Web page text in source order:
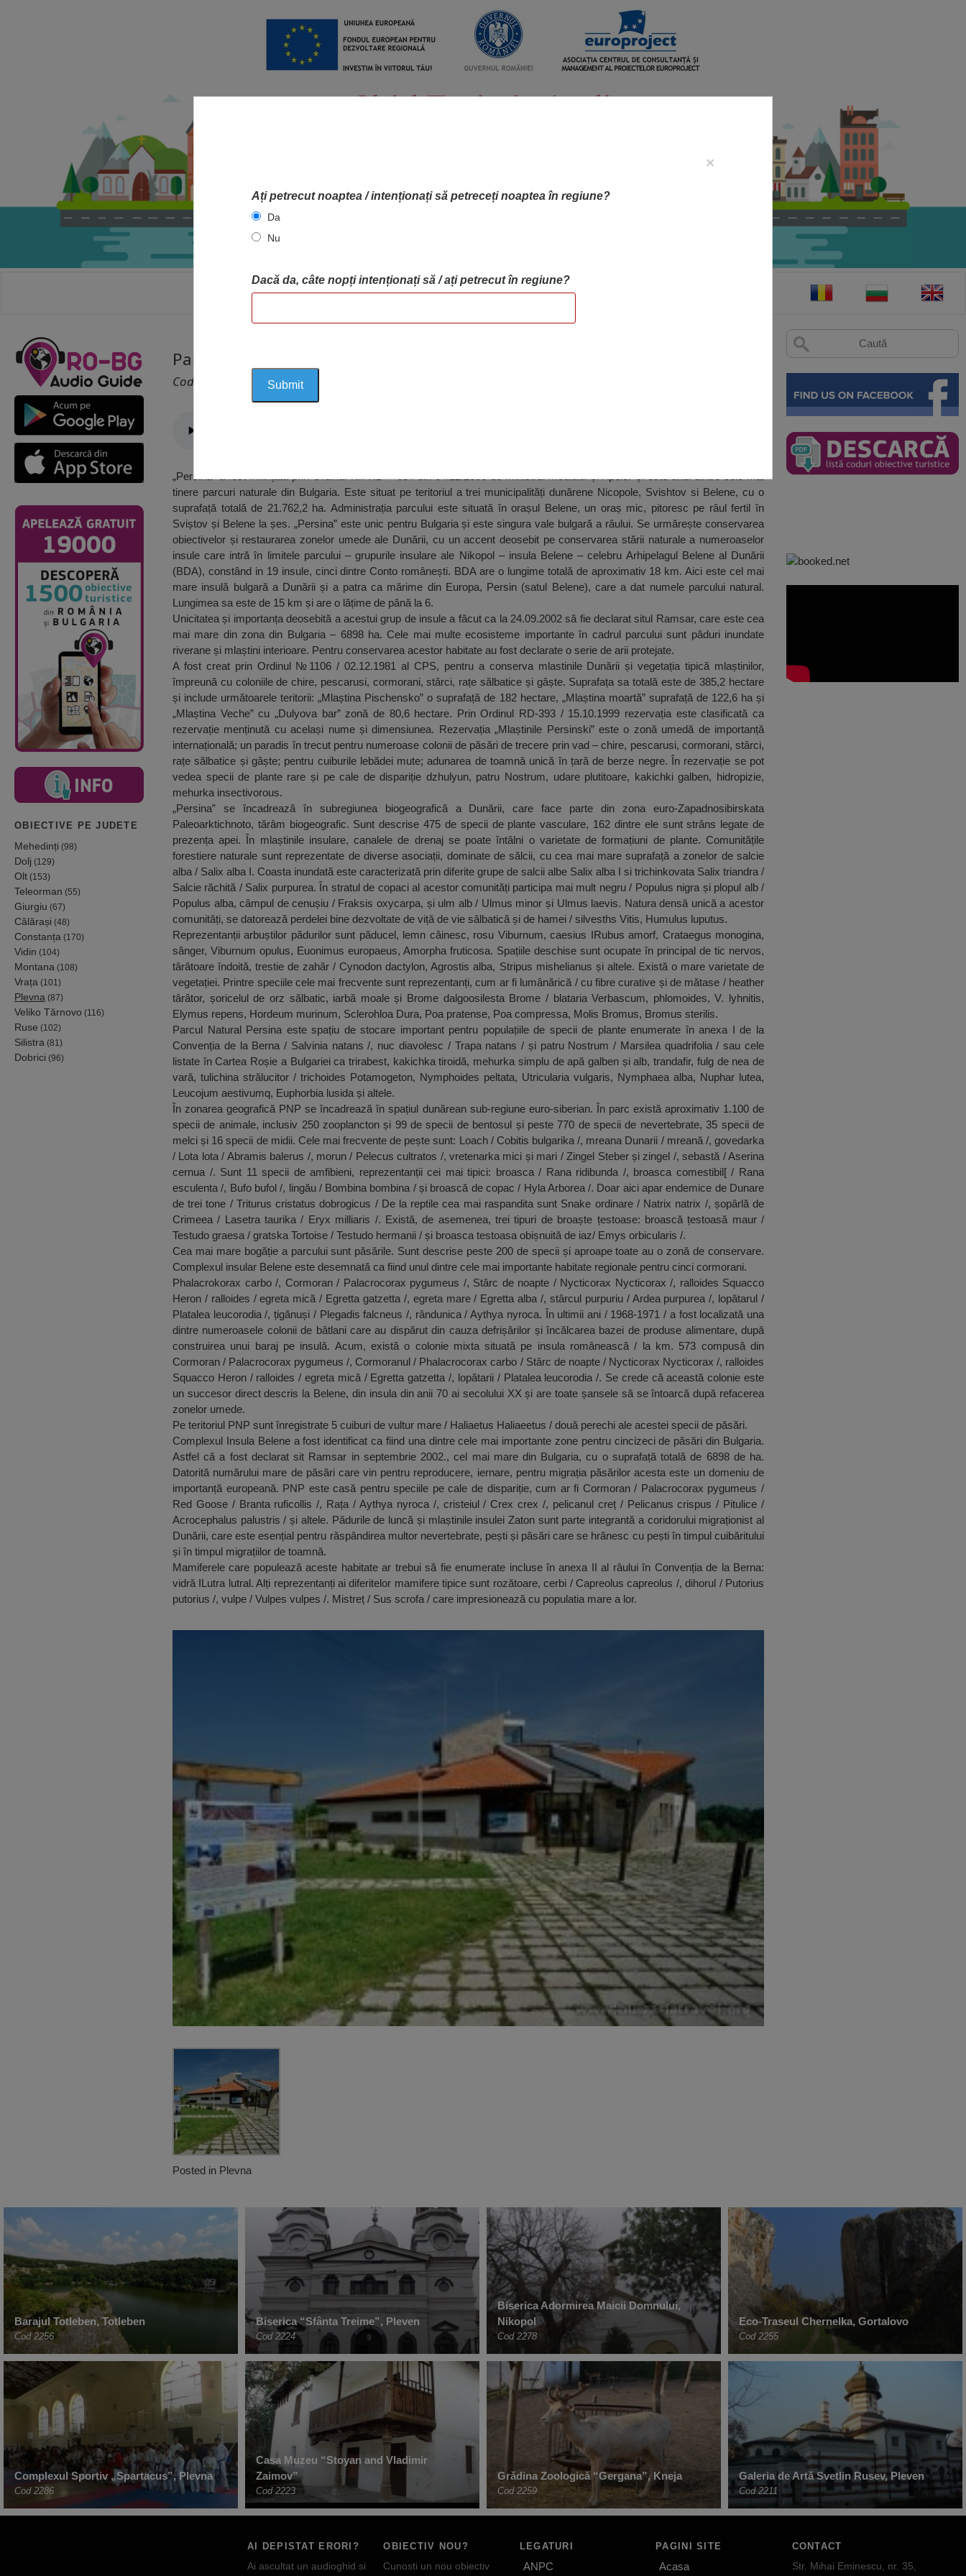
ACASA HARTA OBIECTIVELOR OBIECTIVE
OBIECTIVE PE JUDETE
Mehedinți (98)
Dolj (129)
Olt (153)
Teleorman (55)
Giurgiu (67)
Călărași (48)
Constanța (170)
Vidin (104)
Montana (108)
Vrața (101)
Plevna (87)
Veliko Tărnovo (116)
Ruse (102)
Silistra (81)
Dobrici (96)
Parcul Natural Persina, Nikopol
Cod 2240
„Persina” a fost înființată prin Ordinul Nr. RD – 684 din 04.12.2000 de Ministrul Mediului și Apelor și este unul dintre cele mai
tinere parcuri naturale din Bulgaria. Este situat pe teritoriul a trei municipalități dunărene Nicopole, Svishtov si Belene, cu o
suprafață totală de 21.762,2 ha. Administrația parcului este situată în orașul Belene, un oraș mic, pitoresc pe râul fertil în
Sviștov și Belene la șes. „Persina” este unic pentru Bulgaria și este singura vale bulgară a râului. Se urmărește conservarea
obiectivelor și restaurarea zonelor umede ale Dunării, cu un accent deosebit pe conservarea stării naturale a numeroaselor
insule care intră în limitele parcului – grupurile insulare ale Nikopol – insula Belene – celebru Arhipelagul Belene al Dunării
(BDA), constând in 19 insule, cinci dintre Conto românești. BDA are o lungime totală de aproximativ 18 km. Aici este cel mai
mare insulă bulgară a Dunării și a patra ca mărime din Europa, Persin (satul Belene), care a dat numele parcului natural.
Lungimea sa este de 15 km și are o lățime de până la 6.
Unicitatea și importanța deosebită a acestui grup de insule a făcut ca la 24.09.2002 să fie declarat situl Ramsar, care este cea
mai mare din zona din Bulgaria – 6898 ha. Cele mai multe ecosisteme importante în cadrul parcului sunt păduri inundate
riverane și mlaștini interioare. Pentru conservarea acestor habitate au fost declarate o serie de arii protejate.
A fost creat prin Ordinul №1106 / 02.12.1981 al CPS, pentru a conserva mlastinile Dunării și vegetația tipică mlaștinilor,
împreună cu coloniile de chire, pescarusi, cormorani, stârci, rațe sălbatice și gâște. Suprafața sa totală este de 385,2 hectare
și include următoarele teritorii: „Mlaștina Pischensko” o suprafață de 182 hectare, „Mlaștina moartă” suprafață de 122,6 ha și
„Mlaștina Veche” cu „Dulyova bar” zonă de 80,6 hectare. Prin Ordinul RD-393 / 15.10.1999 rezervația este clasificată ca
rezervație menținută cu același nume și dimensiunea. Rezervația „Mlaștinile Persinski” este o zonă umedă de importanță
internațională; un paradis în trecut pentru numeroase colonii de păsări de trecere prin vad – chire, pescarusi, cormorani, stârci,
rațe sălbatice și gâște; pentru cuiburile lebădei mute; adunarea de toamnă unică în țară de berze negre. În rezervație se pot
vedea specii de plante rare și pe cale de dispariție dzhulyun, patru Nostrum, udare plutitoare, kakichki galben, hidropizie,
mehurka insectivorous.
„Persina” se încadrează în subregiunea biogeografică a Dunării, care face parte din zona euro-Zapadnosibirskata
Paleoarktichnoto, tărâm biogeografic. Sunt descrise 475 de specii de plante vasculare, 162 dintre ele sunt strâns legate de
prezența apei. În mlaștinile insulare, canalele de drenaj se poate întâlni o varietate de formațiuni de plante. Comunitățile
forestiere naturale sunt reprezentate de diverse asociații, dominate de sălcii, cu cea mai mare suprafață a zonelor de salcie
alba / Salix alba I. Coasta inundată este caracterizată prin diferite grupe de salcii albe Salix alba I si trichinkovata Salix triandra /
Salcie răchită / Salix purpurea. În stratul de copaci al acestor comunități participa mai mult negru / Populus nigra și plopul alb /
Populus alba, câmpul de cenușiu / Fraksis oxycarpa, și ulm alb / Ulmus minor și Ulmus laevis. Natura densă unică a acestor
comunități, se datorează perdelei bine dezvoltate de viță de vie sălbatică și de hamei / silvesths Vitis, Humulus luputus.
Reprezentanții arbuștilor pădurilor sunt păducel, lemn câinesc, rosu Viburnum, caesius IRubus amorf, Crataegus monogina,
sânger, Viburnum opulus, Euonimus europaeus, Amorpha fruticosa. Spațiile deschise sunt ocupate în principal de tic nervos,
târâtoare îndoită, trestie de zahăr / Cynodon dactylon, Agrostis alba, Stripus mishelianus și altele. Există o mare varietate de
vegetației. Printre speciile cele mai frecvente sunt reprezentanți, cum ar fi lumânărică / cu fibre curative și de mătase / heather
târâtor, șoricelul de orz sălbatic, iarbă moale și Brome dalgoosilesta Brome / blataria Verbascum, phlomoides, V. lyhnitis,
Elymus repens, Hordeum murinum, Sclerohloa Dura, Poa pratense, Poa compressa, Molis Bromus, Bromus sterilis.
Parcul Natural Persina este spațiu de stocare important pentru populațiile de specii de plante enumerate în anexa I de la
Convenția de la Berna / Salvinia natans /, nuc diavolesc / Trapa natans / și patru Nostrum / Marsilea quadrifolia / sau cele
listate în Cartea Roșie a Bulgariei ca trirabest, kakichka tiroidă, mehurka simplu de apă galben și alb, trandafir, fulg de nea de
vară, tulichina strălucitor / trichoides Potamogeton, Nymphoides peltata, Utricularia vulgaris, Nymphaea alba, Nuphar lutea,
Leucojum aestivumq, Euphorbia lusida și altele.
În zonarea geografică PNP se încadrează în spațiul dunărean sub-regiune euro-siberian. În parc există aproximativ 1.100 de
specii de animale, inclusiv 250 zooplancton și 99 de specii de bentosul și peste 770 de specii de nevertebrate, 35 specii de
melci și 16 specii de midii. Cele mai frecvente de pește sunt: Loach / Cobitis bulgarika /, mreana Dunarii / mreană /, govedarka
/ Lota lota / Abramis balerus /, morun / Pelecus cultratos /, vretenarka mici și mari / Zingel Steber și zingel /, sebastă / Aserina
cernua /. Sunt 11 specii de amfibieni, reprezentanții cei mai tipici: broasca / Rana ridibunda /, broasca comestibil[ / Rana
esculenta /, Bufo bufol /, lingău / Bombina bombina / și broască de copac / Hyla Arborea /. Doar aici apar endemice de Dunare
de trei tone / Triturus cristatus dobrogicus / De la reptile cea mai raspandita sunt Snake ordinare / Natrix natrix /, șopârlă de
Crimeea / Lasetra taurika / Eryx milliaris /. Există, de asemenea, trei tipuri de broaște țestoase: broască țestoasă maur /
Testudo graesa / gratska Tortoise / Testudo hermanii / și broasca testoasa obișnuită de iaz/ Emys orbicularis /.
Cea mai mare bogăție a parcului sunt păsările. Sunt descrise peste 200 de specii și aproape toate au o zonă de conservare.
Complexul insular Belene este desemnată ca fiind unul dintre cele mai importante habitate regionale pentru cinci cormorani.
Phalacrokorax carbo /, Cormoran / Palacrocorax pygumeus /, Stârc de noapte / Nycticorax Nycticorax /, ralloides Squacco
Heron / ralloides / egreta mică / Egretta gatzetta /, egreta mare / Egretta alba /, stârcul purpuriu / Ardea purpurea /, lopătarul /
Platalea leucorodia /, țigănuși / Plegadis falcneus /, rândunica / Aythya nyroca. În ultimii ani / 1968-1971 / a fost localizată una
dintre numeroasele colonii de bâtlani care au dispărut din cauza defrișărilor și încălcarea bazei de produse alimentare, după
construirea unui baraj pe insulă. Acum, există o colonie mixta situată pe insula românească / la km. 573 compusă din
Cormoran / Palacrocorax pygumeus /, Cormoranul / Phalacrocorax carbo / Stârc de noapte / Nycticorax Nycticorax /, ralloides
Squacco Heron / ralloides / egreta mică / Egretta gatzetta /, lopătarii / Platalea leucorodia /. Se crede că această colonie este
un succesor direct descris la Belene, din insula din anii 70 ai secolului XX și are toate șansele să se întoarcă după refacerea
zonelor umede.
Pe teritoriul PNP sunt înregistrate 5 cuiburi de vultur mare / Haliaetus Haliaeetus / două perechi ale acestei specii de păsări.
Complexul Insula Belene a fost identificat ca fiind una dintre cele mai importante zone pentru cincizeci de păsări din Bulgaria.
Astfel că a fost declarat sit Ramsar in septembrie 2002., cel mai mare din Bulgaria, cu o suprafață totală de 6898 de ha.
Datorită numărului mare de păsări care vin pentru reproducere, iernare, pentru migrația păsărilor acesta este un domeniu de
importanță europeană. PNP este casă pentru speciile pe cale de dispariție, cum ar fi Cormoran / Palacrocorax pygumeus /
Red Goose / Branta ruficollis /, Rața / Aythya nyroca /, cristeiul / Crex crex /, pelicanul creț / Pelicanus crispus / Pitulice /
Acrocephalus palustris / și altele. Pădurile de luncă și mlaștinile insulei Zaton sunt parte integrantă a coridorului migraționist al
Dunării, care este esențial pentru răspândirea multor nevertebrate, pești și păsări care se hrănesc cu pești în timpul cuibăritului
și în timpul migrațiilor de toamnă.
Mamiferele care populează aceste habitate ar trebui să fie enumerate incluse în anexa II al râului în Convenția de la Berna:
vidră ILutra lutral. Alți reprezentanți ai diferitelor mamifere tipice sunt rozătoare, cerbi / Capreolus capreolus /, dihorul / Putorius
putorius /, vulpe / Vulpes vulpes /. Mistreț / Sus scrofa / care impresionează cu populatia mare a lor.
×
Ați petrecut noaptea / intenționați să petreceți noaptea în regiune?
Da
Nu
Dacă da, câte nopți intenționați să / ați petrecut în regiune?
Posted in Plevna
Barajul Totleben, Totleben
Cod 2256
Biserica “Sfânta Treime”, Pleven
Cod 2224
Biserica Adormirea Maicii Domnului,
Nikopol
Cod 2278
Eco-Traseul Chernelka, Gortalovo
Cod 2255
Complexul Sportiv „Spartacus”, Plevna
Cod 2286
Casa Muzeu “Stoyan and Vladimir
Zaimov”
Cod 2223
Grădina Zoologică “Gergana”, Kneja
Cod 2259
Galeria de Artă Svetlin Rusev, Pleven
Cod 2211
AI DEPISTAT ERORI?
Ai ascultat un audioghid si
OBIECTIV NOU?
Cunosti un nou obiectiv
LEGATURI
ANPC
PAGINI SITE
Acasa
CONTACT
Str. Mihai Eminescu, nr. 35,